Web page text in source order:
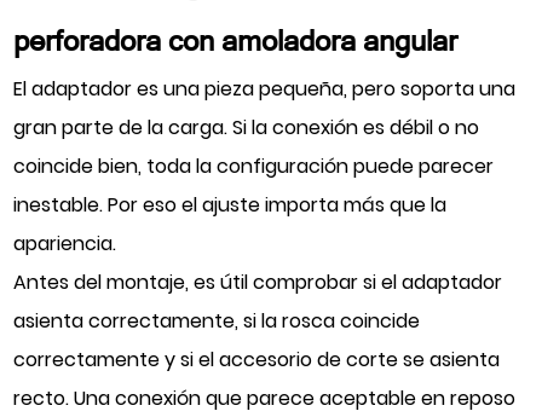
perforadora con amoladora angular
El adaptador es una pieza pequeña, pero soporta una
gran parte de la carga. Si la conexión es débil o no
coincide bien, toda la configuración puede parecer
inestable. Por eso el ajuste importa más que la
apariencia.
Antes del montaje, es útil comprobar si el adaptador
asienta correctamente, si la rosca coincide
correctamente y si el accesorio de corte se asienta
recto. Una conexión que parece aceptable en reposo